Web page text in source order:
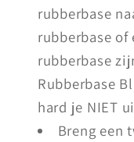
rubberbase
rubberbase of
rubberbase
Rubberbase
hard je NIET
Breng een